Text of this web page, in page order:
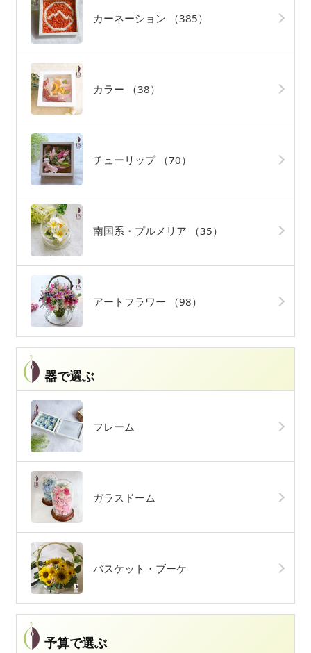
カーネーション （385）
カラー （38）
チューリップ （70）
南国系・プルメリア （35）
アートフラワー （98）
器で選ぶ
フレーム
ガラスドーム
バスケット・ブーケ
予算で選ぶ